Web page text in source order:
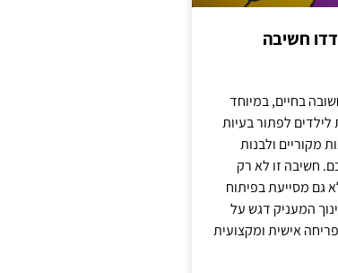
חשיבה
בחיים, במיוחד
לפתור בעיות
מקוריים ולבנות
חשיבה זו לא רק
גם מסייעת בפיתוח
המעניק דגש על
אישית ומקצועית